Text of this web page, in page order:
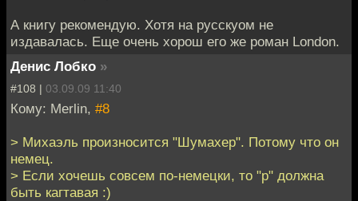
А книгу рекомендую. Хотя на русскуом не
издавалась. Еще очень хорош его же роман London.
Денис Лобко »
#108 | 03.09.09 11:40
Кому: Merlin, #8
> Михаэль произносится "Шумахер". Потому что он
немец.
> Если хочешь совсем по-немецки, то "р" должна
быть кагтавая :)